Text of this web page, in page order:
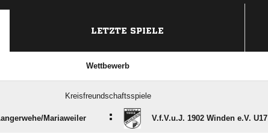
LETZTE SPIELE
Wettbewerb
Kreisfreundschaftsspiele
​Mariaweiler : V.f.V.u.J. 1902 Winden e.V. U17